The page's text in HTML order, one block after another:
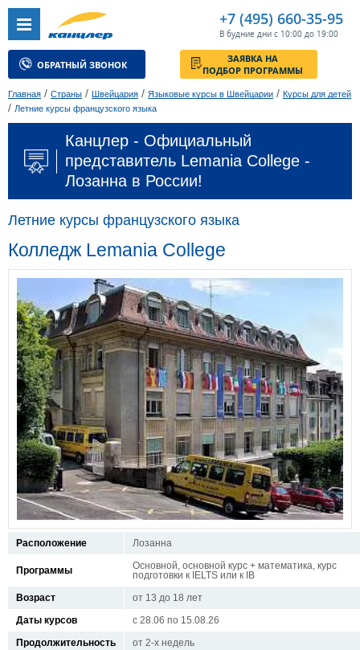
+7 (495) 660-35-95
В будние дни с 10:00 до 19:00
ОБРАТНЫЙ ЗВОНОК
ЗАЯВКА НА
ПОДБОР ПРОГРАММЫ
Главная / Страны / Швейцария / Языковые курсы в Швейцарии / Курсы для детей
/ Летние курсы французского языка
Канцлер - Официальный
представитель Lemania College -
Лозанна в России!
Летние курсы французского языка
Колледж Lemania College
Расположение Лозанна
Программы
Основной, основной курс + математика, курс
подготовки к IELTS или к IB
Возраст
от 13 до 18 лет
Даты курсов
с 28.06 по 15.08.26
Продолжительность
от 2-х недель